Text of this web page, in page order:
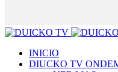
INICIO
DIUCKO TV